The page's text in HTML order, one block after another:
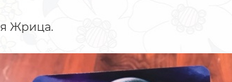
Жрица.